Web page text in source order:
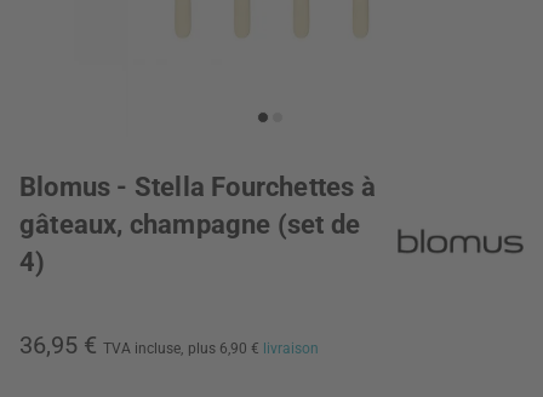
Blomus - Stella Fourchettes à
gâteaux, champagne (set de
4)
36,95 € TVA incluse, plus 6,90 € livraison